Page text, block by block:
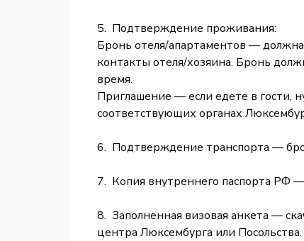
5. Подтверждение проживания:
Бронь отеля/апартаментов —
контакты отеля/хозяина. Бронь
время.
Приглашение — если едете в гости,
соответствующих органах
6. Подтверждение транспорта —
7. Копия внутреннего паспорта РФ
8. Заполненная визовая анкета —
центра Люксембурга или